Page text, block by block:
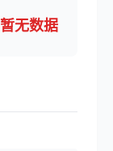
暂无数据